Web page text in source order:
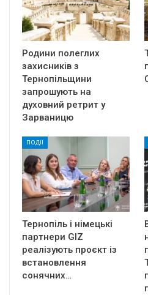
Родини полеглих
захисників з
Тернопільщини
запрошують на
духовний ретрит у
Зарваницю
ПОДІЇ
Тернопіль і німецькі
партнери GIZ
реалізують проєкт із
встановлення
сонячних…